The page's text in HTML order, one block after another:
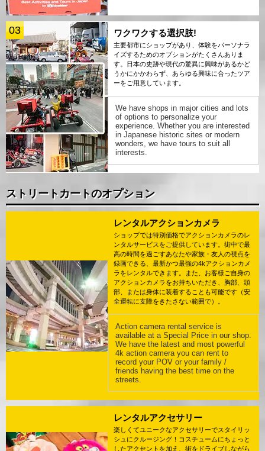
03 ワクワクする選択肢!
主要都市にショップがあり、体験をパーソナラ
イズするためのオプションがたくさんありま
す。日本の史跡や現代の驚異に興味があるかど
うかにかかわらず、あらゆる興味に合ったツア
ーをご用意しています。
We have shops in major cities and lots
of options to personalize your
experience. Whether you are interested
in Japanese historic sites or modern
wonders, we have tours to suit all
interests.
ストリートカートのオプション
レンタルアクションカメラ
ショップでは特別価格でアクションカメラのレ
ンタルサービスをご提供しています。街中で最
高の時間を過ごすあなたや家族・友人の視点を
録画できる、最新かつ最強の4kアクションカメ
ラをレンタルできます。また、お客様ご自身の
アクションカメラをお持ちいただき、胸部、頭
部、または身体に装着することも可能です（安
全運転に支障をきたさない範囲で）。
Action camera rental service is
available at a Special Price in our shop.
We have the latest and most powerful
4k action camera you can rent to
record your POV or your family /
friends having the best time on the
streets.
レンタルアクセサリー
楽しくてユニークなアクセサリーでスタイリッ
シュにクルージング！コスチュームにちょっと
したアクセントを加え、街をドライブしながら